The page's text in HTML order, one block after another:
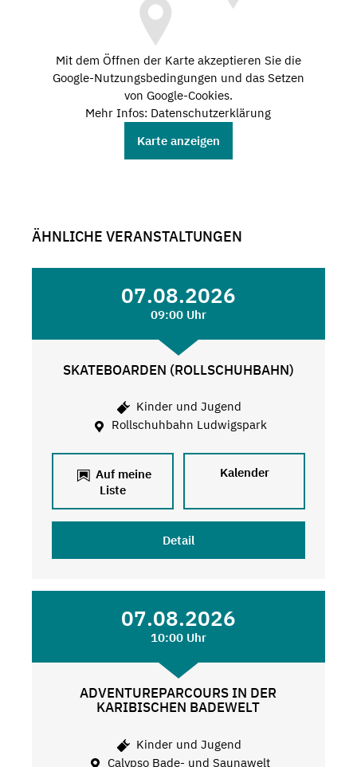
Mit dem Öffnen der Karte akzeptieren Sie die
Google-Nutzungsbedingungen und das Setzen
von Google-Cookies.
Mehr Infos: Datenschutzerklärung
Karte anzeigen
ÄHNLICHE VERANSTALTUNGEN
07.08.2026
09:00 Uhr
SKATEBOARDEN (ROLLSCHUHBAHN)
Kinder und Jugend
Rollschuhbahn Ludwigspark
Auf meine
Liste
Kalender
Detail
07.08.2026
10:00 Uhr
ADVENTUREPARCOURS IN DER
KARIBISCHEN BADEWELT
Kinder und Jugend
Calypso Bade- und Saunawelt